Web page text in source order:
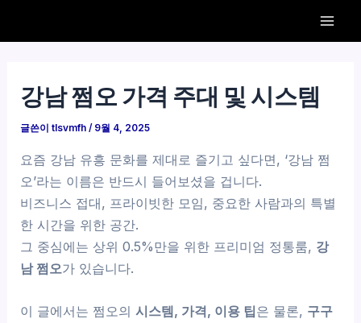
강남 쩜오 가격 주대 및 시스템
글쓴이tlsvmfh/ 9월 4, 2025
요즘 강남 유흥 문화를 제대로 즐기고 싶다면, ‘강남 쩜
오’라는 이름은 반드시 들어보셨을 겁니다.
비즈니스 접대, 프라이빗한 모임, 중요한 사람과의 특별
한 시간을 위한 공간.
그 중심에는 상위 0.5%만을 위한 프리미엄 정통룸, 강
남 쩜오가 있습니다.
이 글에서는 쩜오의시스템, 가격, 이용 팁은 물론, 구구